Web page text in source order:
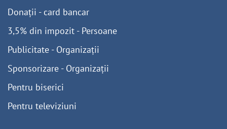
Donații - card bancar
3,5% din impozit - Persoane
Publicitate - Organizații
Sponsorizare - Organizații
Pentru biserici
Pentru televiziuni